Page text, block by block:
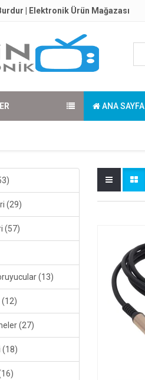
| Elektronik Ürün Mağazası
ANA SAYFA
(29)
(57)
(13)
(12)
(27)
(18)